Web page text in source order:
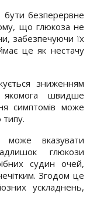
безперервне
що глюкоза не
забезпечуючи їх
це як нестачу
зниженням
якомога швидше
симптомів може
типу.
вказувати
глюкози
судин очей,
Згодом це
ускладнень,